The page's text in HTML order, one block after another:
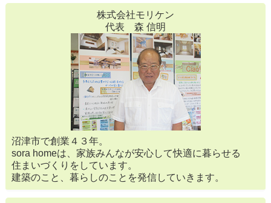
株式会社モリケン
代表 森 信明
沼津市で創業４３年。
sora homeは、家族みんなが安心して快適に暮らせる
住まいづくりをしています。
建築のこと、暮らしのことを発信していきます。